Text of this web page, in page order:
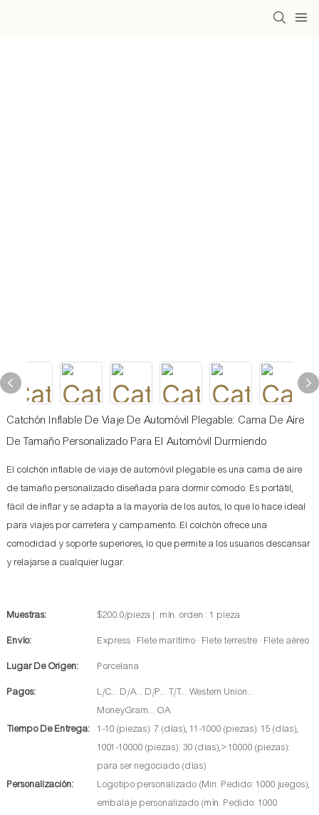
Catchón Inflable De Viaje De Automóvil Plegable: Cama De Aire
De Tamaño Personalizado Para El Automóvil Durmiendo
El colchón inflable de viaje de automóvil plegable es una cama de aire
de tamaño personalizado diseñada para dormir cómodo. Es portátil,
fácil de inflar y se adapta a la mayoría de los autos, lo que lo hace ideal
para viajes por carretera y campamento. El colchón ofrece una
comodidad y soporte superiores, lo que permite a los usuarios descansar
y relajarse a cualquier lugar.
Muestras: $200.0/pieza | mín. orden : 1 pieza
Envío: Express · Flete marítimo · Flete terrestre · Flete aéreo
Lugar De Origen: Porcelana
Pagos:
L/C... D/A... D/P... T/T... Western Union...
MoneyGram... OA
Tiempo De Entrega:
1-10 (piezas): 7 (días), 11-1000 (piezas): 15 (días),
1001-10000 (piezas): 30 (días),> 10000 (piezas):
para ser negociado (días)
Personalización:
Logotipo personalizado (Min. Pedido: 1000 juegos),
embalaje personalizado (mín. Pedido: 1000